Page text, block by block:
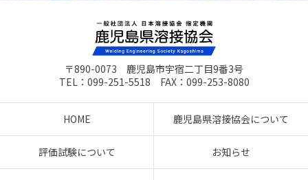
〒890-0073 鹿児島市宇宿二丁目9番3号
TEL：099-251-5518 FAX：099-253-8080
HOME 鹿児島県溶接協会について
評価試験について お知らせ